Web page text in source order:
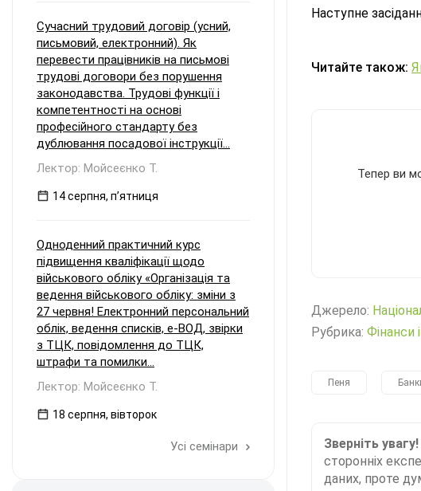
Наступне
Читайте також:
Тепер ви
Джерело:
Рубрика: Фінанси
Пеня
Зверніть увагу!
сторонніх
даних, проте
Сучасний трудовий договір (усний,
письмовий, електронний). Як
перевести працівників на письмові
трудові договори без порушення
законодавства. Трудові функції і
компетентності на основі
професійного стандарту без
дублювання посадової інструкції...
Лектор: Мойсеєнко Т.
14 серпня, пʼятниця
Одноденний практичний курс
підвищення кваліфікації щодо
військового обліку «Організація та
ведення військового обліку: зміни з
27 червня! Електронний персональний
облік, ведення списків, е-ВОД, звірки
з ТЦК, повідомлення до ТЦК,
штрафи та помилки...
Лектор: Мойсеєнко Т.
18 серпня, вівторок
Усі семінари